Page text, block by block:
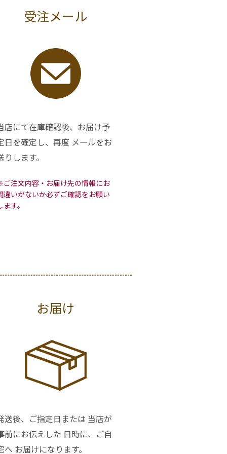
受注メール
店にて在庫確認後、お届け予
日を確定し、再度 メールをお
りします。
注文内容・お届け先の情報にお
違いがないか必ずご確認をお願い
ます。
お届け
送後、ご指定日または 当店が
前にお伝えした 日時に、ご自
へ お届けになります。